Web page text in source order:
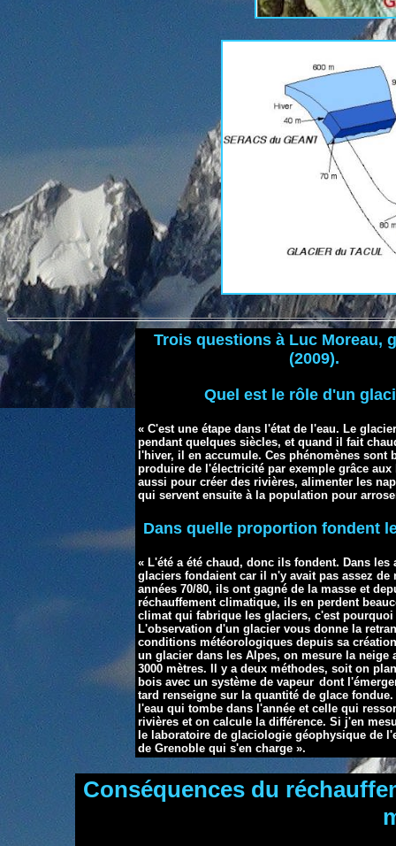
Trois questions à Luc Moreau,
(2009).
Quel est le rôle d'un
« C'est une étape dans l'état de l'eau. Le
pendant quelques siècles, et quand il fait
l'hiver, il en accumule. Ces phénomènes sont
produire de l'électricité par exemple grâce aux
aussi pour créer des rivières, alimenter les
qui servent ensuite à la population pour
Dans quelle proportion fondent
« L'été a été chaud, donc ils fondent. Dans les
glaciers fondaient car il n'y avait pas assez de
années 70/80, ils ont gagné de la masse et
réchauffement climatique, ils en perdent
climat qui fabrique les glaciers, c'est
L'observation d'un glacier vous donne la
conditions météorologiques depuis sa
un glacier dans les Alpes, on mesure la neige
3000 mètres. Il y a deux méthodes, soit on
bois avec un système de vapeur dont
tard renseigne sur la quantité de glace
l'eau qui tombe dans l'année et celle qui
rivières et on calcule la différence. Si j'en
le laboratoire de glaciologie géophysique de
de Grenoble qui s'en charge ».
Conséquences du